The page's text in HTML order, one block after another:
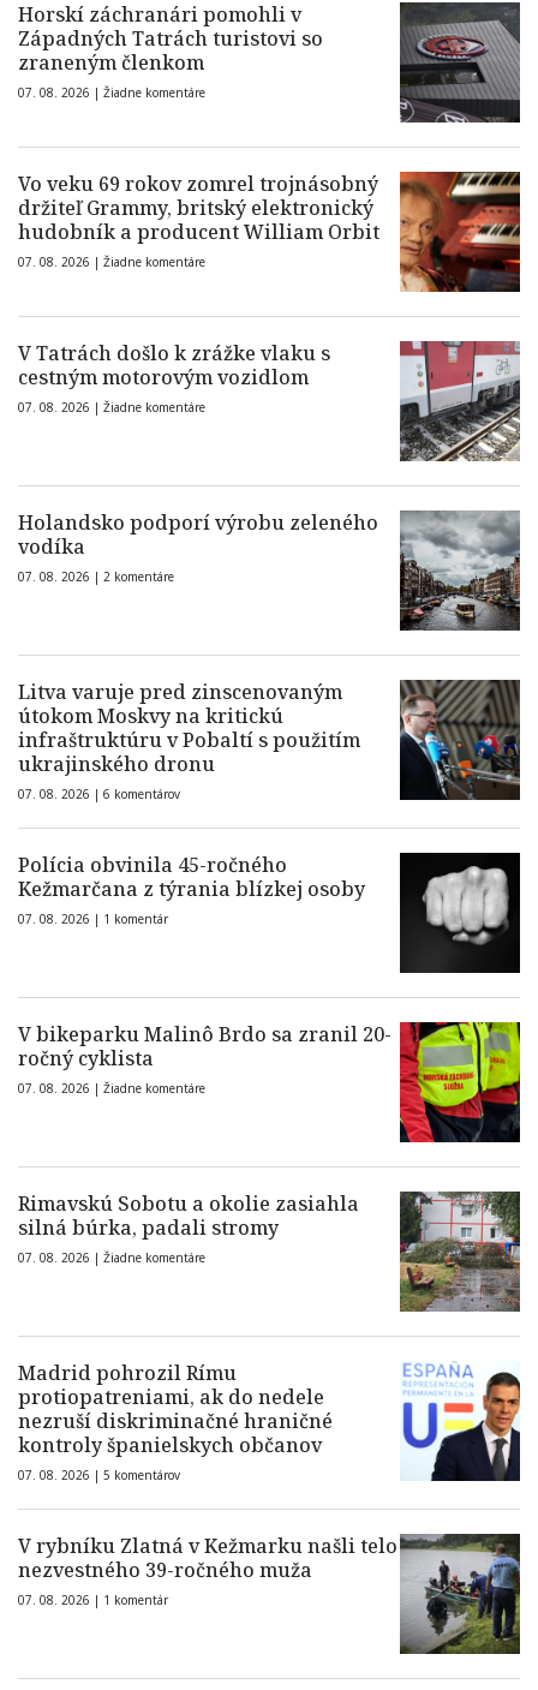
Horskí záchranári pomohli v
Západných Tatrách turistovi so
zraneným členkom
07. 08. 2026 | Žiadne komentáre
Vo veku 69 rokov zomrel trojnásobný
držiteľ Grammy, britský elektronický
hudobník a producent William Orbit
07. 08. 2026 | Žiadne komentáre
V Tatrách došlo k zrážke vlaku s
cestným motorovým vozidlom
07. 08. 2026 | Žiadne komentáre
Holandsko podporí výrobu zeleného
vodíka
07. 08. 2026 | 2 komentáre
Litva varuje pred zinscenovaným
útokom Moskvy na kritickú
infraštruktúru v Pobaltí s použitím
ukrajinského dronu
07. 08. 2026 | 6 komentárov
Polícia obvinila 45-ročného
Kežmarčana z týrania blízkej osoby
07. 08. 2026 | 1 komentár
V bikeparku Malinô Brdo sa zranil 20-
ročný cyklista
07. 08. 2026 | Žiadne komentáre
Rimavskú Sobotu a okolie zasiahla
silná búrka, padali stromy
07. 08. 2026 | Žiadne komentáre
Madrid pohrozil Rímu
protiopatreniami, ak do nedele
nezruší diskriminačné hraničné
kontroly španielskych občanov
07. 08. 2026 | 5 komentárov
V rybníku Zlatná v Kežmarku našli telo
nezvestného 39-ročného muža
07. 08. 2026 | 1 komentár